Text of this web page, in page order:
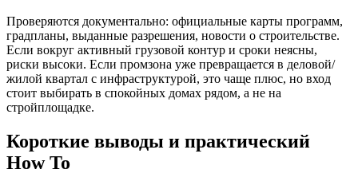
Проверяются документально: официальные карты программ,
градпланы, выданные разрешения, новости о строительстве.
Если вокруг активный грузовой контур и сроки неясны,
риски высоки. Если промзона уже превращается в деловой/
жилой квартал с инфраструктурой, это чаще плюс, но вход
стоит выбирать в спокойных домах рядом, а не на
стройплощадке.
Короткие выводы и практический
How To